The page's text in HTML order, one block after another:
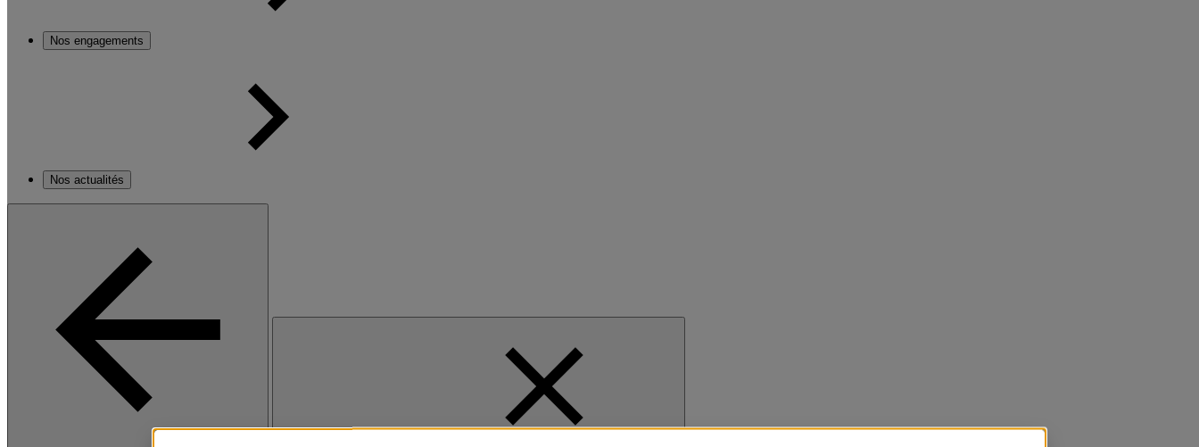
Nos engagements
Nos actualités